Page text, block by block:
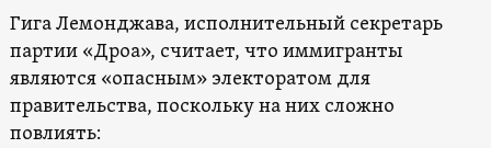
Гига Лемонджава, исполнительный секретарь
партии «Дроа», считает, что иммигранты
являются «опасным» электоратом для
правительства, поскольку на них сложно
повлиять: